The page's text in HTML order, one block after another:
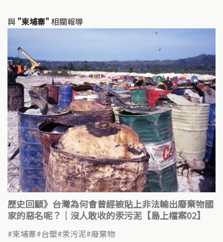
與 "柬埔寨" 相關報導
歷史回顧》台灣為何會曾經被貼上非法輸出廢棄物國
家的惡名呢？｜沒人敢收的汞污泥【島上檔案02】
柬埔寨 台塑 汞污泥 廢棄物